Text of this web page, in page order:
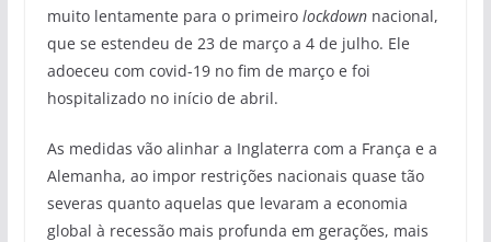
muito lentamente para o primeiro lockdownnacional,
que se estendeu de 23 de março a 4 de julho. Ele
adoeceu com covid-19 no fim de março e foi
hospitalizado no início de abril.
As medidas vão alinhar a Inglaterra com a França e a
Alemanha, ao impor restrições nacionais quase tão
severas quanto aquelas que levaram a economia
global à recessão mais profunda em gerações, mais